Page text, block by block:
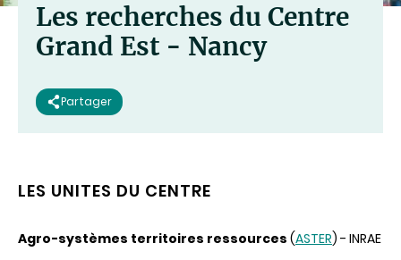
Les recherches du Centre
Grand Est - Nancy
Partager
LES UNITES DU CENTRE
Agro-systèmes territoires ressources (ASTER) - INRAE